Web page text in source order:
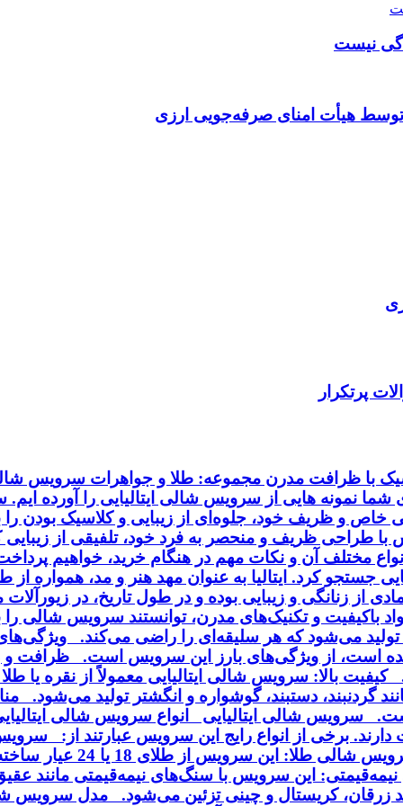
نیست
هیأت امنای صرفه‌جویی ارزی
پرتکرار
با ظرافت مدرن مجموعه: طلا و جواهرات سرویس
شما نمونه هایی از سرویس شالی ایتالیایی را آورده
و ظریف خود، جلوه‌ای از زیبایی و کلاسیک بودن را
طراحی ظریف و منحصر به فرد خود، تلفیقی از زیبایی
مختلف آن و نکات مهم در هنگام خرید، خواهیم
جستجو کرد. ایتالیا به عنوان مهد هنر و مد، همواره
از زنانگی و زیبایی بوده و در طول تاریخ، در
باکیفیت و تکنیک‌های مدرن، توانستند سرویس شالی
تولید می‌شود که هر سلیقه‌ای را راضی می‌کند.
است، از ویژگی‌های بارز این سرویس است. ظرافت و
بالا: سرویس شالی ایتالیایی معمولاً از نقره یا
گردنبند، دستبند، گوشواره و انگشتر تولید می‌شود.
سرویس شالی ایتالیایی انواع سرویس شالی
می‌شود و با روکش طلا
این سرویس با سنگ‌های نیمه‌قیمتی مانند
زرقان، کریستال و چینی تزئین می‌شود. مدل سرویس